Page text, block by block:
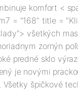
komfort <
= "168" title =
všetkých
zornýn
predné sklo
je novými
Všetky špičkové